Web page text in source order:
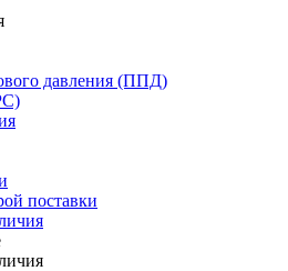
давления (ППД)
поставки